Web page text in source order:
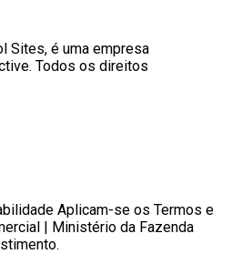
Sites, é uma empresa
Todos os direitos
Aplicam-se os Termos e
| Ministério da Fazenda